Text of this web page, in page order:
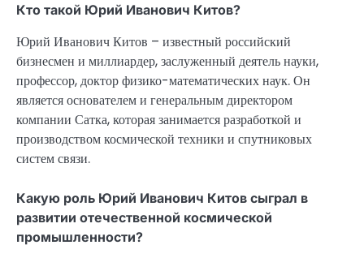
Кто такой Юрий Иванович Китов?
Юрий Иванович Китов – известный российский
бизнесмен и миллиардер, заслуженный деятель науки,
профессор, доктор физико-математических наук. Он
является основателем и генеральным директором
компании Сатка, которая занимается разработкой и
производством космической техники и спутниковых
систем связи.
Какую роль Юрий Иванович Китов сыграл в
развитии отечественной космической
промышленности?